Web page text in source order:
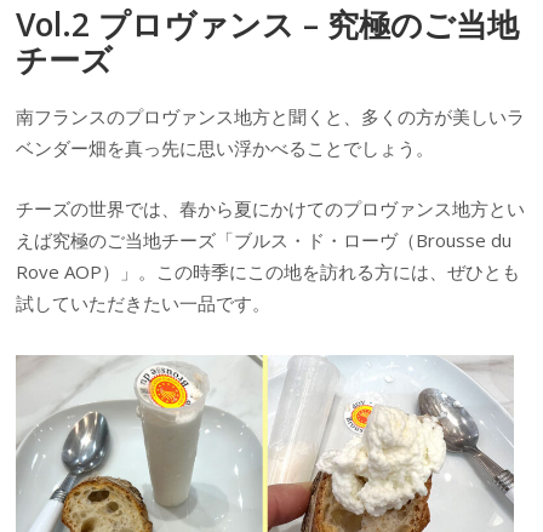
Vol.2 プロヴァンス – 究極のご当地
チーズ
南フランスのプロヴァンス地方と聞くと、多くの方が美しいラ
ベンダー畑を真っ先に思い浮かべることでしょう。
チーズの世界では、春から夏にかけてのプロヴァンス地方とい
えば究極のご当地チーズ「ブルス・ド・ローヴ（Brousse du
Rove AOP）」。この時季にこの地を訪れる方には、ぜひとも
試していただきたい一品です。